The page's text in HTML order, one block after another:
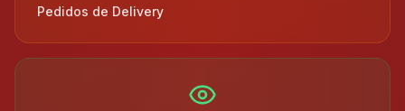
Pedidos de Delivery